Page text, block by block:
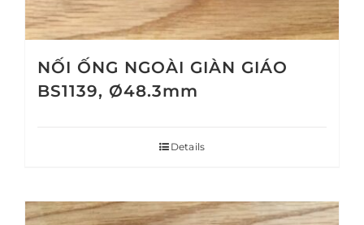
NỐI ỐNG NGOÀI GIÀN GIÁO
BS1139, Ø48.3mm
Details